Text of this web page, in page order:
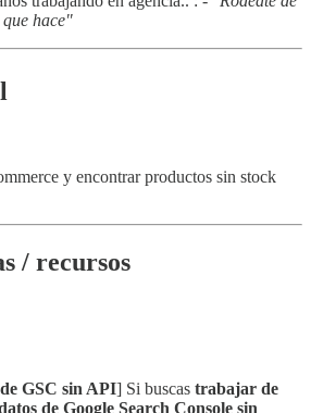
hace"
y encontrar productos sin stock
/ recursos
GSC sin API] Si buscas trabajar de
de Google Search Console sin